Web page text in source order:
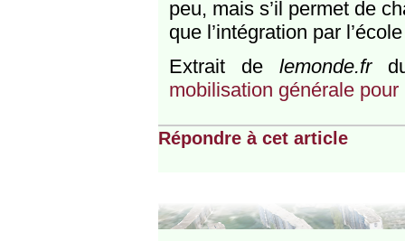
peu, mais s’il permet de
que l’intégration par
Extrait de lemonde.fr
mobilisation générale
Répondre à cet article